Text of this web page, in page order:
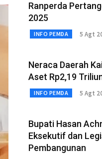
Ranperda
2025
INFO PEMDA 5 Agt
Neraca Daerah
Aset Rp2,19
INFO PEMDA 5 Agt
Bupati Hasan
Eksekutif dan
Pembangunan